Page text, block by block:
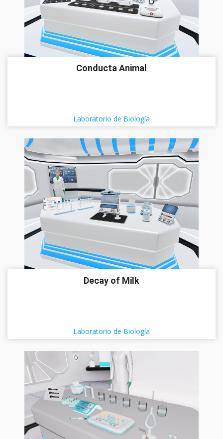
Conducta Animal
Laboratorio de Biología
Decay of Milk
Laboratorio de Biología